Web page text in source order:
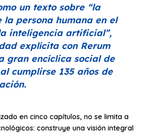
un texto sobre “la
la persona humana en el
inteligencia artificial”,
explícita con Rerum
gran encíclica social de
cumplirse 135 años de
en cinco capítulos, no se limita a
construye una visión integral